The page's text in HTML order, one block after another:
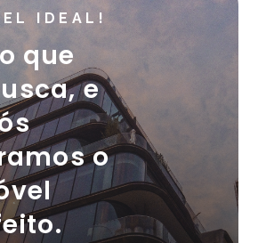
IDEAL!
que
e
o